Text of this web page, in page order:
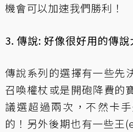
機會可以加速我們勝利！
3. 傳說: 好像很好用的傳說
傳說系列的選擇有一些先
召喚權杖或是開砲降費的
議選超過兩次，不然卡
的！另外後期也有一些王